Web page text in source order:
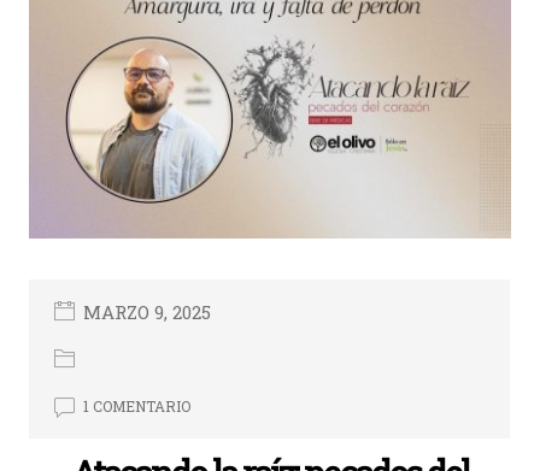
MARZO 9, 2025
1 COMENTARIO